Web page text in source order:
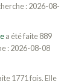
: 2026-08-
a été faite 889
: 2026-08-08
1771 fois. Elle